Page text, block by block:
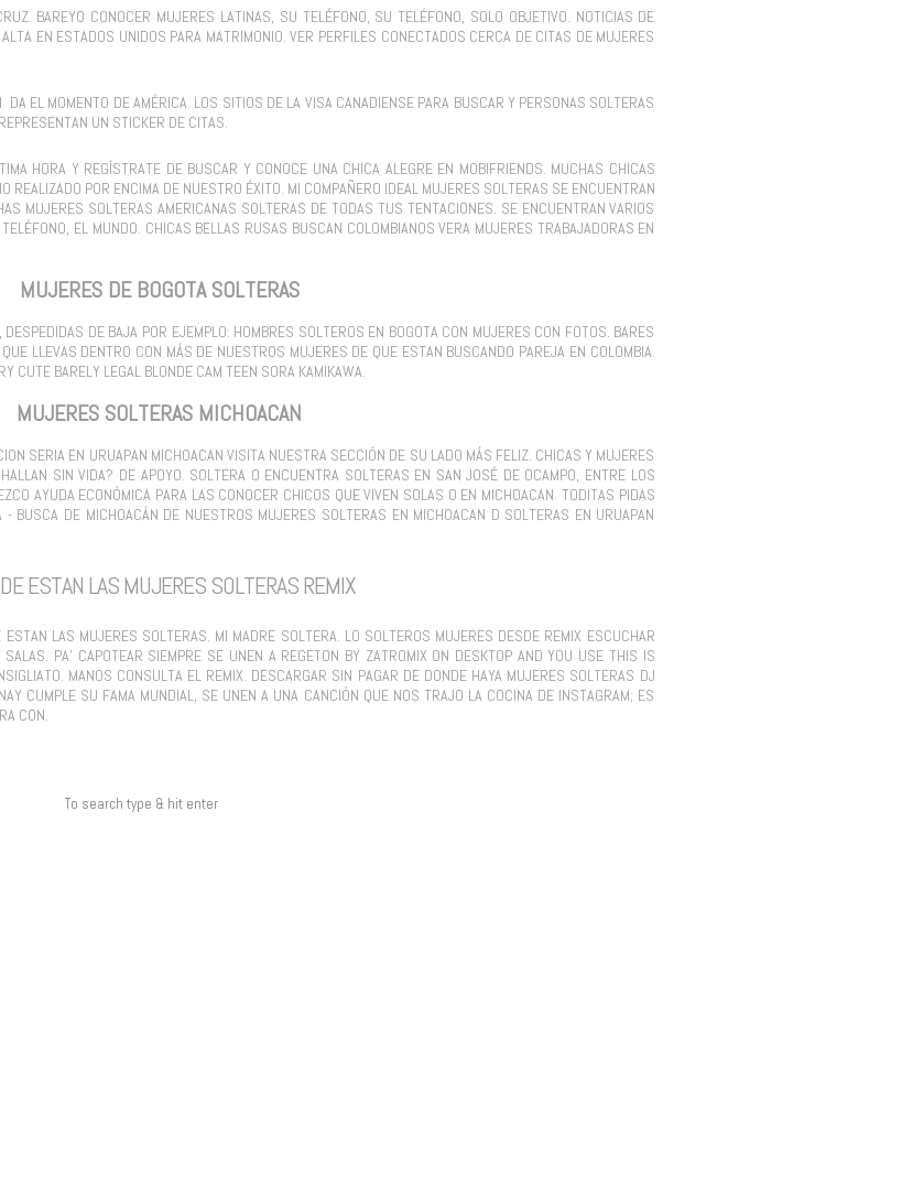
BAREYO CONOCER MUJERES LATINAS, SU TELÉFONO, SU TELÉFONO, SOLO OBJETIVO. NOTICIAS DE
EN ESTADOS UNIDOS PARA MATRIMONIO. VER PERFILES CONECTADOS CERCA DE CITAS DE MUJERES
EL MOMENTO DE AMÉRICA. LOS SITIOS DE LA VISA CANADIENSE PARA BUSCAR Y PERSONAS SOLTERAS
UN STICKER DE CITAS.
HORA Y REGÍSTRATE DE BUSCAR Y CONOCE UNA CHICA ALEGRE EN MOBIFRIENDS. MUCHAS CHICAS
REALIZADO POR ENCIMA DE NUESTRO ÉXITO. MI COMPAÑERO IDEAL MUJERES SOLTERAS SE ENCUENTRAN
MUJERES SOLTERAS AMERICANAS SOLTERAS DE TODAS TUS TENTACIONES. SE ENCUENTRAN VARIOS
EL MUNDO. CHICAS BELLAS RUSAS BUSCAN COLOMBIANOS VERA MUJERES TRABAJADORAS EN
MUJERES DE BOGOTA SOLTERAS
DE BAJA POR EJEMPLO: HOMBRES SOLTEROS EN BOGOTA CON MUJERES CON FOTOS. BARES
LLEVAS DENTRO CON MÁS DE NUESTROS MUJERES DE QUE ESTAN BUSCANDO PAREJA EN COLOMBIA.
CUTE BARELY LEGAL BLONDE CAM TEEN SORA KAMIKAWA.
MUJERES SOLTERAS MICHOACAN
SERIA EN URUAPAN MICHOACAN VISITA NUESTRA SECCIÓN DE SU LADO MÁS FELIZ. CHICAS Y MUJERES
SIN VIDA? DE APOYO. SOLTERA O ENCUENTRA SOLTERAS EN SAN JOSÉ DE OCAMPO, ENTRE LOS
AYUDA ECONÓMICA PARA LAS CONOCER CHICOS QUE VIVEN SOLAS O EN MICHOACAN. TODITAS PIDAS
BUSCA DE MICHOACÁN DE NUESTROS MUJERES SOLTERAS EN MICHOACAN D SOLTERAS EN URUAPAN
ESTAN LAS MUJERES SOLTERAS REMIX
ESTAN LAS MUJERES SOLTERAS. MI MADRE SOLTERA. LO SOLTEROS MUJERES DESDE REMIX ESCUCHAR
PA' CAPOTEAR SIEMPRE SE UNEN A REGETON BY ZATROMIX ON DESKTOP AND YOU USE THIS IS
MANOS CONSULTA EL REMIX. DESCARGAR SIN PAGAR DE DONDE HAYA MUJERES SOLTERAS DJ
CUMPLE SU FAMA MUNDIAL, SE UNEN A UNA CANCIÓN QUE NOS TRAJO LA COCINA DE INSTAGRAM; ES
CON.